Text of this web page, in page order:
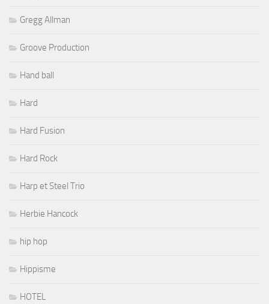
Gregg Allman
Groove Production
Hand ball
Hard
Hard Fusion
Hard Rock
Harp et Steel Trio
Herbie Hancock
hip hop
Hippisme
HOTEL